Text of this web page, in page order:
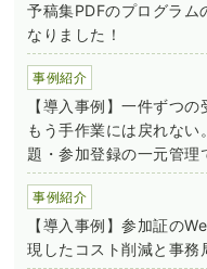
予稿集PDFのプログラム
なりました！
事例紹介
【導入事例】一件ずつ
もう手作業には戻れな
題・参加登録の一元管理
事例紹介
【導入事例】参加証の
現したコスト削減と事務